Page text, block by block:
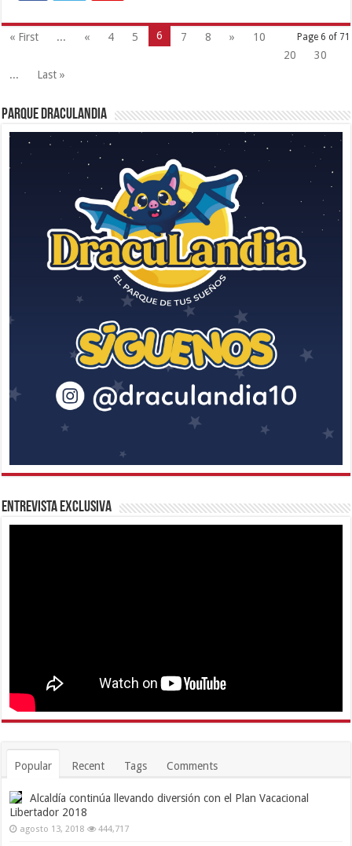
Page 6 of 71
« First ... « 4 5 6 7 8 »
10
20
30
...
Last »
Parque Draculandia
Entrevista Exclusiva
Popular Recent Tags Comments
Alcaldía continúa llevando diversión con el Plan Vacacional
Libertador 2018
agosto 13, 2018 444,717